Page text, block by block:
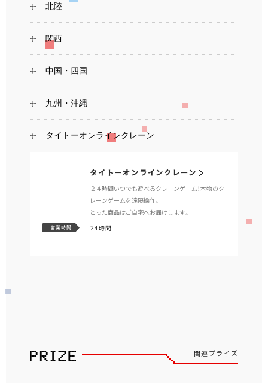
北陸
関西
中国・四国
九州・沖縄
タイトーオンラインクレーン
タイトーオンラインクレーン
２４時間いつでも遊べるクレーンゲーム！本物のク
レーンゲームを遠隔操作。
とった商品はご自宅へお届けします。
営業時間 24時間
関連プライズ